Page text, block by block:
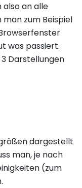
also an alle
zum Beispiel
was passiert.
Darstellungen
dargestellt
man, je nach
(zum